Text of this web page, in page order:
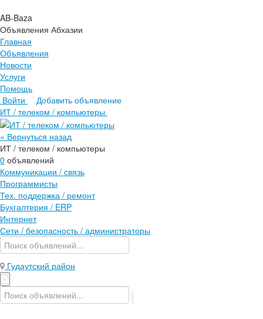
AB-Baza
Объявления Абхазии
Главная
Объявления
Новости
Услуги
Помощь
Войти
Добавить объявление
Главная
Объявления
Новости
Услуги
Помощь
ИТ / телеком / компьютеры
« Вернуться назад
ИТ / телеком / компьютеры
0 объявлений
Коммуникации / связь
Программисты
Тех. поддержка / ремонт
Бухгалтерия / ERP
Интернет
Сети / безопасность / администраторы
Гудаутский район